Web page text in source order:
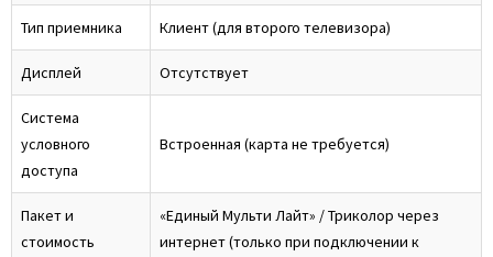
Тип приемника Клиент (для второго телевизора)
Дисплей Отсутствует
Система
условного
доступа
Встроенная (карта не требуется)
Пакет и
стоимость
«Единый Мульти Лайт» / Триколор через
интернет (только при подключении к